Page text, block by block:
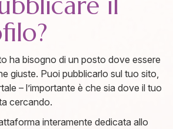
ha bisogno di un posto dove essere
giuste. Puoi pubblicarlo sul tuo sito,
– l’importante è che sia dove il tuo
cercando.
interamente dedicata allo